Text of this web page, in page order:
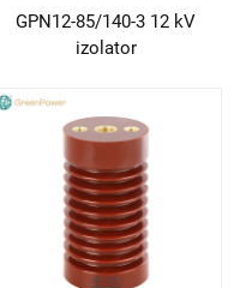
GPN12-85/140-3 12 kV
izolator